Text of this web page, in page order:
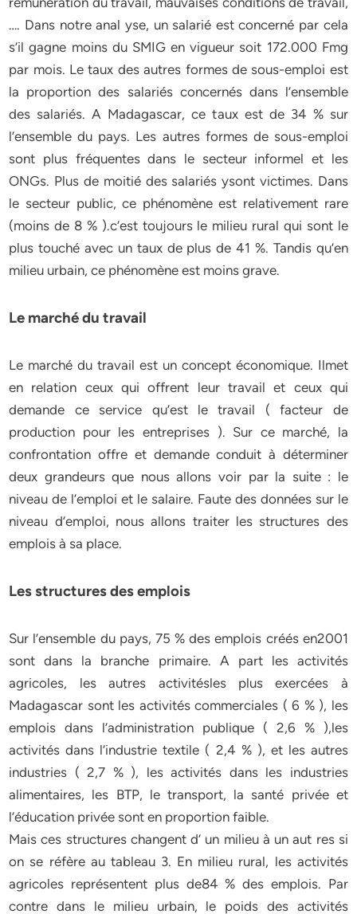
…. Dans notre anal yse, un salarié est concerné par cela
s’il gagne moins du SMIG en vigueur soit 172.000 Fmg
par mois. Le taux des autres formes de sous-emploi est
la proportion des salariés concernés dans l’ensemble
des salariés. A Madagascar, ce taux est de 34 % sur
l’ensemble du pays. Les autres formes de sous-emploi
sont plus fréquentes dans le secteur informel et les
ONGs. Plus de moitié des salariés ysont victimes. Dans
le secteur public, ce phénomène est relativement rare
(moins de 8 % ).c’est toujours le milieu rural qui sont le
plus touché avec un taux de plus de 41 %. Tandis qu’en
milieu urbain, ce phénomène est moins grave.
Le marché du travail
Le marché du travail est un concept économique. Ilmet
en relation ceux qui offrent leur travail et ceux qui
demande ce service qu’est le travail ( facteur de
production pour les entreprises ). Sur ce marché, la
confrontation offre et demande conduit à déterminer
deux grandeurs que nous allons voir par la suite : le
niveau de l’emploi et le salaire. Faute des données sur le
niveau d’emploi, nous allons traiter les structures des
emplois à sa place.
Les structures des emplois
Sur l’ensemble du pays, 75 % des emplois créés en2001
sont dans la branche primaire. A part les activités
agricoles, les autres activitésles plus exercées à
Madagascar sont les activités commerciales ( 6 % ), les
emplois dans l’administration publique ( 2,6 % ),les
activités dans l’industrie textile ( 2,4 % ), et les autres
industries ( 2,7 % ), les activités dans les industries
alimentaires, les BTP, le transport, la santé privée et
l’éducation privée sont en proportion faible.
Mais ces structures changent d’ un milieu à un aut res si
on se réfère au tableau 3. En milieu rural, les activités
agricoles représentent plus de84 % des emplois. Par
contre dans le milieu urbain, le poids des activités